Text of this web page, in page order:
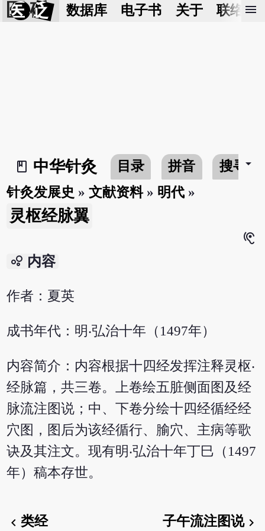
医 砭 数据库 电子书 关于 联络我
menu
book_2
中华针灸 目录 拼音 搜寻arrow_drop_down
针灸发展史 »文献资料» 明代 »
灵枢经脉翼
hearing
bubble_chart 内容
作者：夏英
成书年代：明‧弘治十年（1497年）
内容简介：内容根据十四经发挥注释灵枢‧
经脉篇，共三卷。上卷绘五脏侧面图及经
脉流注图说；中、下卷分绘十四经循经经
穴图，图后为该经循行、腧穴、主病等歌
诀及其注文。现有明‧弘治十年丁巳（1497
年）稿本存世。
chevron_left类经 子午流注图说chevron_right